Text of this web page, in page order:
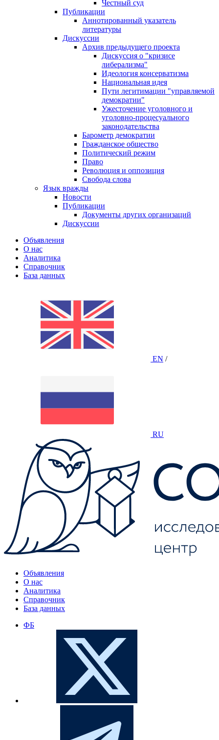
Честный суд
Публикации
Аннотированный указатель
литературы
Дискуссии
Архив предыдущего проекта
Дискуссия о "кризисе
либерализма"
Идеология консерватизма
Национальная идея
Пути легитимации "управляемой
демократии"
Ужесточение уголовного и
уголовно-процесуального
законодательства
Барометр демократии
Гражданское общество
Политический режим
Право
Революция и оппозиция
Свобода слова
Язык вражды
Новости
Публикации
Документы других организаций
Дискуссии
Объявления
О нас
Аналитика
Справочник
База данных
EN /
RU
Объявления
О нас
Аналитика
Справочник
База данных
ФБ